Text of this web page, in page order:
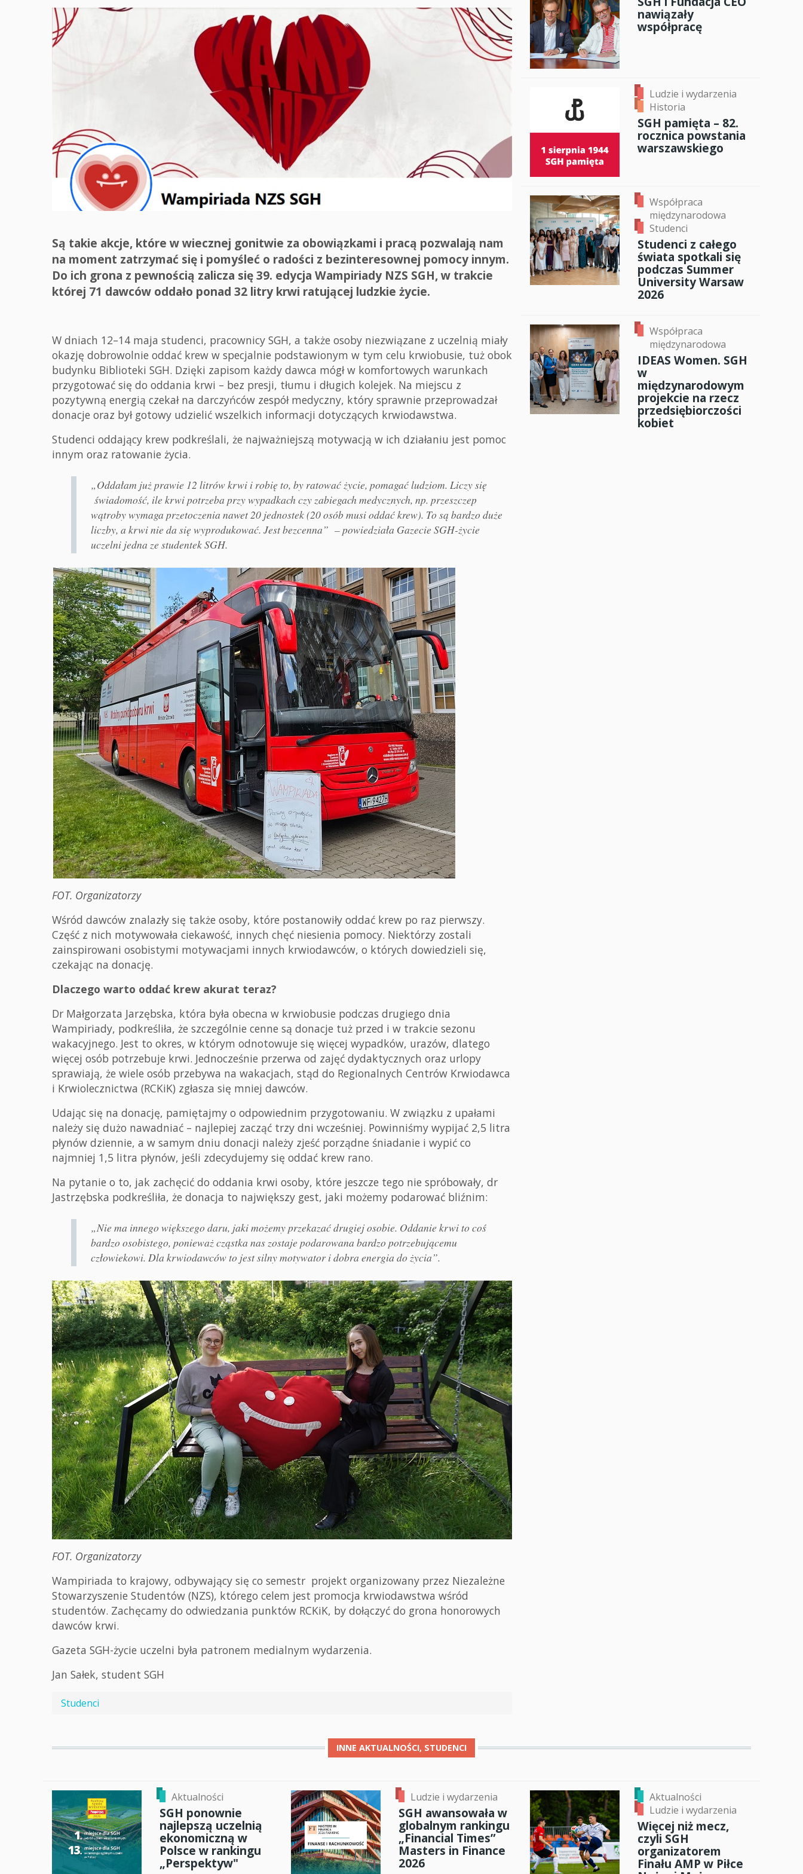
Studenci i doktoranci
Absolwenci
Współpraca międzynarodowa
Wspomnienia
Są takie akcje, które w wiecznej gonitwie za obowiązkami i pracą pozwalają nam
na moment zatrzymać się i pomyśleć o radości z bezinteresownej pomocy innym.
Do ich grona z pewnością zalicza się 39. edycja Wampiriady NZS SGH, w trakcie
której 71 dawców oddało ponad 32 litry krwi ratującej ludzkie życie.
W dniach 12–14 maja studenci, pracownicy SGH, a także osoby niezwiązane z uczelnią miały
okazję dobrowolnie oddać krew w specjalnie podstawionym w tym celu krwiobusie, tuż obok
budynku Biblioteki SGH. Dzięki zapisom każdy dawca mógł w komfortowych warunkach
przygotować się do oddania krwi – bez presji, tłumu i długich kolejek. Na miejscu z
pozytywną energią czekał na darczyńców zespół medyczny, który sprawnie przeprowadzał
donacje oraz był gotowy udzielić wszelkich informacji dotyczących krwiodawstwa.
Studenci oddający krew podkreślali, że najważniejszą motywacją w ich działaniu jest pomoc
innym oraz ratowanie życia.
„Oddałam już prawie 12 litrów krwi i robię to, by ratować życie, pomagać ludziom. Liczy się
świadomość, ile krwi potrzeba przy wypadkach czy zabiegach medycznych, np. przeszczep
wątroby wymaga przetoczenia nawet 20 jednostek (20 osób musi oddać krew). To są bardzo duże
liczby, a krwi nie da się wyprodukować. Jest bezcenna” – powiedziała Gazecie SGH-życie
uczelni jedna ze studentek SGH.
FOT. Organizatorzy
Wśród dawców znalazły się także osoby, które postanowiły oddać krew po raz pierwszy.
Część z nich motywowała ciekawość, innych chęć niesienia pomocy. Niektórzy zostali
zainspirowani osobistymi motywacjami innych krwiodawców, o których dowiedzieli się,
czekając na donację.
Dlaczego warto oddać krew akurat teraz?
Dr Małgorzata Jarzębska, która była obecna w krwiobusie podczas drugiego dnia
Wampiriady, podkreśliła, że szczególnie cenne są donacje tuż przed i w trakcie sezonu
wakacyjnego. Jest to okres, w którym odnotowuje się więcej wypadków, urazów, dlatego
więcej osób potrzebuje krwi. Jednocześnie przerwa od zajęć dydaktycznych oraz urlopy
sprawiają, że wiele osób przebywa na wakacjach, stąd do Regionalnych Centrów Krwiodawca
i Krwiolecznictwa (RCKiK) zgłasza się mniej dawców.
Udając się na donację, pamiętajmy o odpowiednim przygotowaniu. W związku z upałami
należy się dużo nawadniać – najlepiej zacząć trzy dni wcześniej. Powinniśmy wypijać 2,5 litra
płynów dziennie, a w samym dniu donacji należy zjeść porządne śniadanie i wypić co
najmniej 1,5 litra płynów, jeśli zdecydujemy się oddać krew rano.
Na pytanie o to, jak zachęcić do oddania krwi osoby, które jeszcze tego nie spróbowały, dr
Jastrzębska podkreśliła, że donacja to największy gest, jaki możemy podarować bliźnim:
„Nie ma innego większego daru, jaki możemy przekazać drugiej osobie. Oddanie krwi to coś
bardzo osobistego, ponieważ cząstka nas zostaje podarowana bardzo potrzebującemu
człowiekowi. Dla krwiodawców to jest silny motywator i dobra energia do życia”.
FOT. Organizatorzy
Wampiriada to krajowy, odbywający się co semestr projekt organizowany przez Niezależne
Stowarzyszenie Studentów (NZS), którego celem jest promocja krwiodawstwa wśród
studentów. Zachęcamy do odwiedzania punktów RCKiK, by dołączyć do grona honorowych
dawców krwi.
Gazeta SGH-życie uczelni była patronem medialnym wydarzenia.
Jan Sałek, student SGH
Studenci
nawiązały
współpracę
Ludzie i wydarzenia
Historia
SGH pamięta – 82.
rocznica powstania
warszawskiego
Współpraca
międzynarodowa
Studenci
Studenci z całego
świata spotkali się
podczas Summer
University Warsaw
2026
Współpraca
międzynarodowa
IDEAS Women. SGH
w
międzynarodowym
projekcie na rzecz
przedsiębiorczości
kobiet
INNE AKTUALNOŚCI, STUDENCI
Aktualności
SGH ponownie
najlepszą uczelnią
ekonomiczną w
Polsce w rankingu
„Perspektyw"
Ludzie i wydarzenia
SGH awansowała w
globalnym rankingu
„Financial Times”
Masters in Finance
2026
Aktualności
Ludzie i wydarzenia
Więcej niż mecz,
czyli SGH
organizatorem
Finału AMP w Piłce